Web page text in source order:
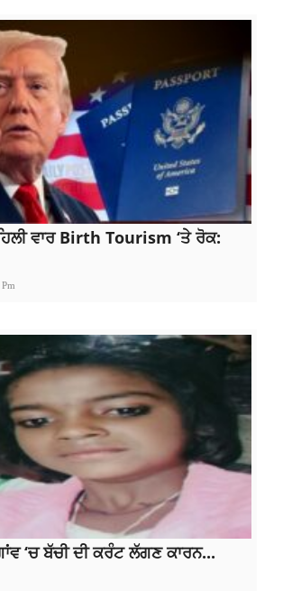
ਵਾਰ Birth Tourism ‘ਤੇ ਰੋਕ:
‘ਚ ਬੱਚੀ ਦੀ ਕਰੰਟ ਲੱਗਣ ਕਾਰਨ...